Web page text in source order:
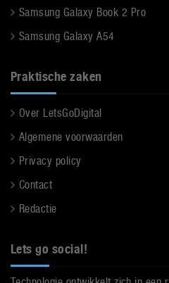
Samsung Galaxy Book 2 Pro
Samsung Galaxy A54
Praktische zaken
Over LetsGoDigital
Algemene voorwaarden
Privacy policy
Contact
Redactie
Lets go social!